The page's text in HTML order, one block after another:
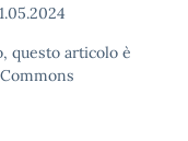
questo articolo è